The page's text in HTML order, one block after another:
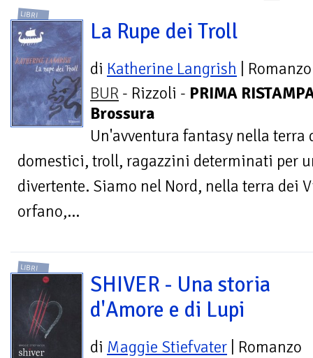
LIBRI
La Rupe dei Troll
di Katherine Langrish | Romanzo
BUR - Rizzoli - PRIMA
Brossura
Un'avventura fantasy nella
domestici, troll, ragazzini determinati per
divertente. Siamo nel Nord, nella terra dei
orfano,...
LIBRI
SHIVER - Una storia
d'Amore e di Lupi
di Maggie Stiefvater | Romanzo